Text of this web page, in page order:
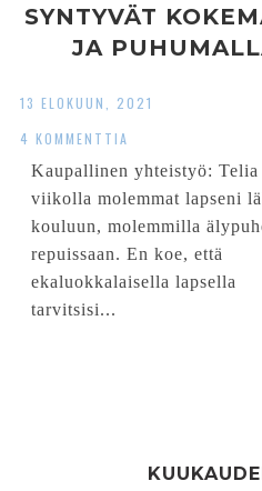
SYNTYVÄT
JA
13 ELOKUUN, 2021
4 KOMMENTTIA
Kaupallinen yhteistyö: Telia
viikolla molemmat lapseni
kouluun, molemmilla
repuissaan. En koe, että
ekaluokkalaisella lapsella
tarvitsisi...